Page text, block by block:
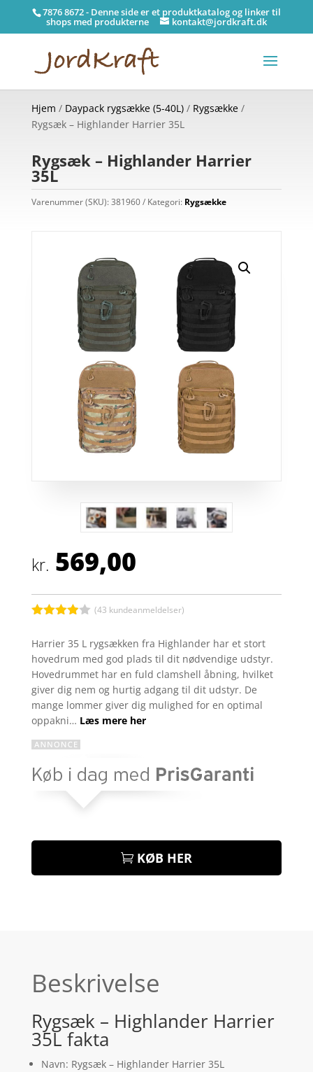
7876 8672 - Denne side er et produktkatalog og linker til
shops med produkterne kontakt@jordkraft.dk
Hjem / Daypack rygsække (5-40L)/ Rygsække/
Rygsæk – Highlander Harrier 35L
Rygsæk – Highlander Harrier
35L
Varenummer (SKU):381960 Kategori: Rygsække
kr. 569,00
ud af 5
baseret
på
kundebed
ømmelse
r
(43 kundeanmeldelser)
Harrier 35 L rygsækken fra Highlander har et stort
hovedrum med god plads til dit nødvendige udstyr.
Hovedrummet har en fuld clamshell åbning, hvilket
giver dig nem og hurtig adgang til dit udstyr. De
mange lommer giver dig mulighed for en optimal
oppakni… Læs mere her
KØB HER
Beskrivelse
Rygsæk – Highlander Harrier
35L fakta
Navn: Rygsæk – Highlander Harrier 35L